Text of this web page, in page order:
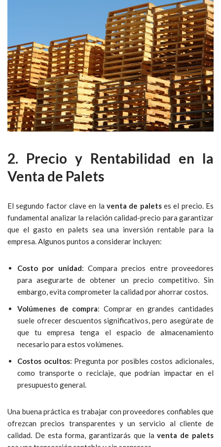
2. Precio y Rentabilidad en la
Venta de Palets
El segundo factor clave en la venta de paletses el precio. Es
fundamental analizar la relación calidad-precio para garantizar
que el gasto en palets sea una inversión rentable para la
empresa. Algunos puntos a considerar incluyen:
Costo por unidad: Compara precios entre proveedores
para asegurarte de obtener un precio competitivo. Sin
embargo, evita comprometer la calidad por ahorrar costos.
Volúmenes de compra: Comprar en grandes cantidades
suele ofrecer descuentos significativos, pero asegúrate de
que tu empresa tenga el espacio de almacenamiento
necesario para estos volúmenes.
Costos ocultos: Pregunta por posibles costos adicionales,
como transporte o reciclaje, que podrían impactar en el
presupuesto general.
Una buena práctica es trabajar con proveedores confiables que
ofrezcan precios transparentes y un servicio al cliente de
calidad. De esta forma, garantizarás que laventa de palets